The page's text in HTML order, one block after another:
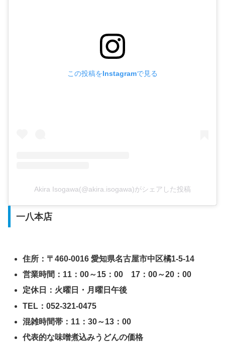
この投稿をInstagramで見る
Akira Isogawa(@akira.isogawa)がシェアした投稿
一八本店
住所：〒460-0016 愛知県名古屋市中区橘1-5-14
営業時間：11：00～15：00 17：00～20：00
定休日：火曜日・月曜日午後
TEL：052-321-0475
混雑時間帯：11：30～13：00
代表的な味噌煮込みうどんの価格